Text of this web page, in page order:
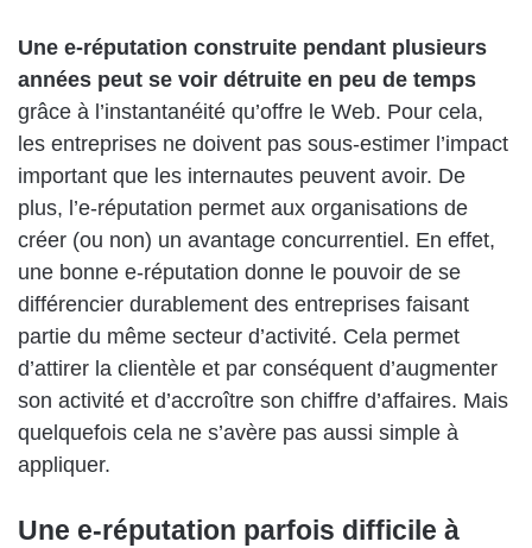
Une e-réputation construite pendant plusieurs
années peut se voir détruite en peu de temps
grâce à l’instantanéité qu’offre le Web. Pour cela,
les entreprises ne doivent pas sous-estimer l’impact
important que les internautes peuvent avoir. De
plus, l’e-réputation permet aux organisations de
créer (ou non) un avantage concurrentiel. En effet,
une bonne e-réputation donne le pouvoir de se
différencier durablement des entreprises faisant
partie du même secteur d’activité. Cela permet
d’attirer la clientèle et par conséquent d’augmenter
son activité et d’accroître son chiffre d’affaires. Mais
quelquefois cela ne s’avère pas aussi simple à
appliquer.
Une e-réputation parfois difficile à